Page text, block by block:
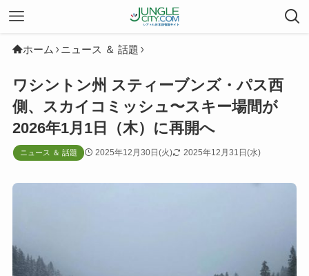
ホーム ニュース ＆ 話題
ワシントン州 スティーブンズ・パス西
側、スカイコミッシュ〜スキー場間が
2026年1月1日（木）に再開へ
ニュース ＆ 話題 2025年12月30日(火) 2025年12月31日(水)